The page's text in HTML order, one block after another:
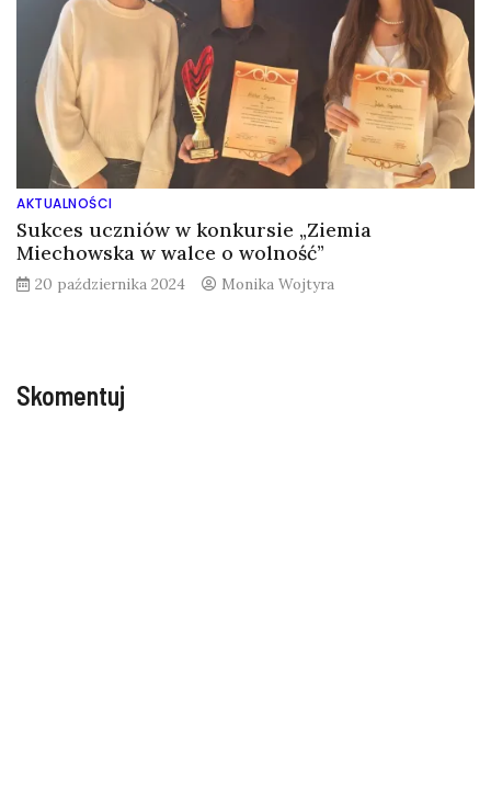
AKTUALNOŚCI
Sukces uczniów w konkursie „Ziemia
Miechowska w walce o wolność”
20 października 2024 Monika Wojtyra
Skomentuj